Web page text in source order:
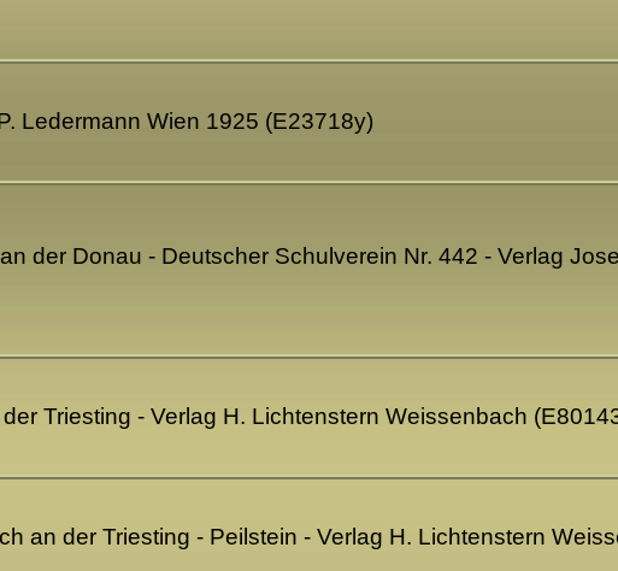
Ledermann Wien 1925 (E23718y)
der Donau - Deutscher Schulverein Nr. 442 - Verlag
Triesting - Verlag H. Lichtenstern Weissenbach
an der Triesting - Peilstein - Verlag H. Lichtenstern